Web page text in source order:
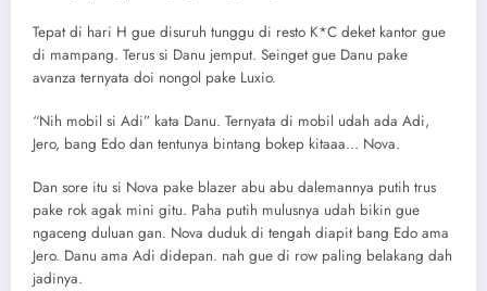
Tepat di hari H gue disuruh tunggu di resto K*C deket kantor gue
di mampang. Terus si Danu jemput. Seinget gue Danu pake
avanza ternyata doi nongol pake Luxio.
“Nih mobil si Adi” kata Danu. Ternyata di mobil udah ada Adi,
Jero, bang Edo dan tentunya bintang bokep kitaaa… Nova.
Dan sore itu si Nova pake blazer abu abu dalemannya putih trus
pake rok agak mini gitu. Paha putih mulusnya udah bikin gue
ngaceng duluan gan. Nova duduk di tengah diapit bang Edo ama
Jero. Danu ama Adi didepan. nah gue di row paling belakang dah
jadinya.